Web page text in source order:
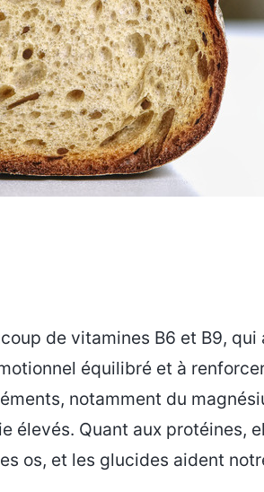
de vitamines B6 et B9,
équilibré et à
notamment du
élevés. Quant aux protéines,
os, et les glucides aident